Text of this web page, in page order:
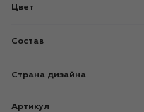
Цвет
Состав
Страна дизайна
Артикул